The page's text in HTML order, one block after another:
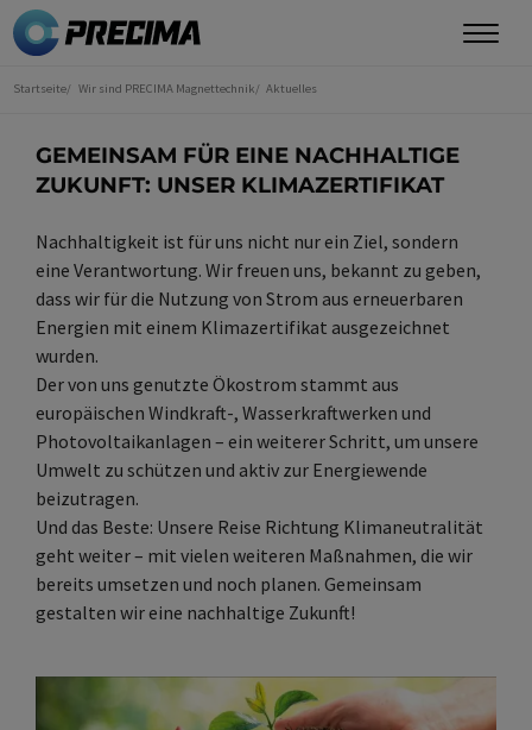
Direkt
zum
Sie
hier
Startseite Wir sind PRECIMA Magnettechnik Aktuelles
GEMEINSAM FÜR EINE NACHHALTIGE
ZUKUNFT: UNSER KLIMAZERTIFIKAT
Nachhaltigkeit ist für uns nicht nur ein Ziel, sondern
eine Verantwortung. Wir freuen uns, bekannt zu geben,
dass wir für die Nutzung von Strom aus erneuerbaren
Energien mit einem Klimazertifikat ausgezeichnet
wurden.
Der von uns genutzte Ökostrom stammt aus
europäischen Windkraft-, Wasserkraftwerken und
Photovoltaikanlagen – ein weiterer Schritt, um unsere
Umwelt zu schützen und aktiv zur Energiewende
beizutragen.
Und das Beste: Unsere Reise Richtung Klimaneutralität
geht weiter – mit vielen weiteren Maßnahmen, die wir
bereits umsetzen und noch planen. Gemeinsam
gestalten wir eine nachhaltige Zukunft!